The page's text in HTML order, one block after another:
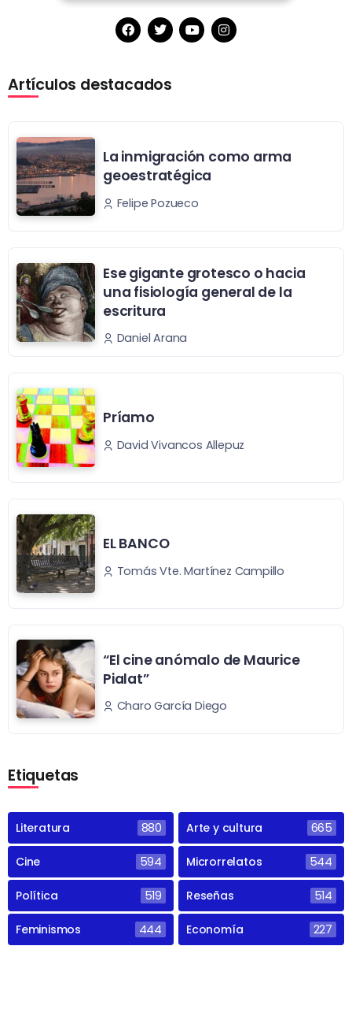
Artículos destacados
La inmigración como arma
geoestratégica
Felipe Pozueco
Ese gigante grotesco o hacia
una fisiología general de la
escritura
Daniel Arana
Príamo
David Vivancos Allepuz
EL BANCO
Tomás Vte. Martínez Campillo
“El cine anómalo de Maurice
Pialat”
Charo García Diego
Etiquetas
Literatura 880 Arte y cultura 665
Cine 594 Microrrelatos 544
Política 519 Reseñas 514
Feminismos 444 Economía 227